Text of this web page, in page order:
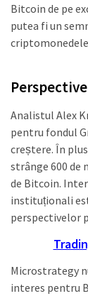
Bitcoin de pe
putea fi un
Analistul Alex
pentru fondul
creștere. În
strânge 600 de
de Bitcoin.
instituționali
perspectivelor
Microstrategy
interes pentru